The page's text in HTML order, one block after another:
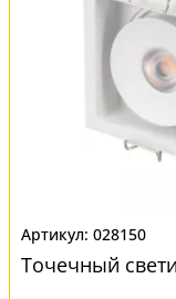
028150
Точечный